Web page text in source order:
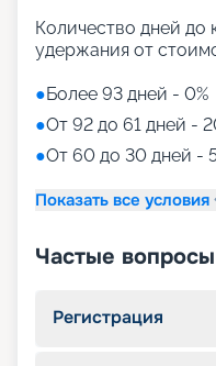
Количество дней до
удержания от
●Более 93 дней - 0%
●От 92 до 61 дней -
●От 60 до 30 дней -
Показать все условия
Частые вопросы
Регистрация